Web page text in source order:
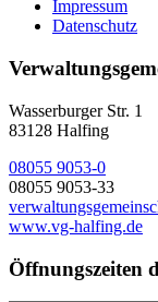
Impressum
Datenschutz
Wasserburger Str. 1
83128 Halfing
08055 9053-0
08055 9053-33
www.vg-halfing.de
Öffnungszeiten